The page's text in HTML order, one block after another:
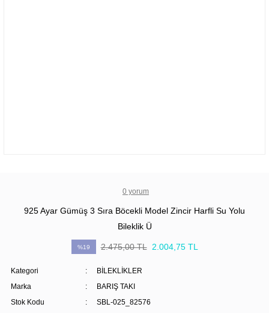
0 yorum
925 Ayar Gümüş 3 Sıra Böcekli Model Zincir Harfli Su Yolu
Bileklik Ü
%19 2.475,00 TL 2.004,75 TL
Kategori
BİLEKLİKLER
Marka
BARIŞ TAKI
Stok Kodu
SBL-025_82576